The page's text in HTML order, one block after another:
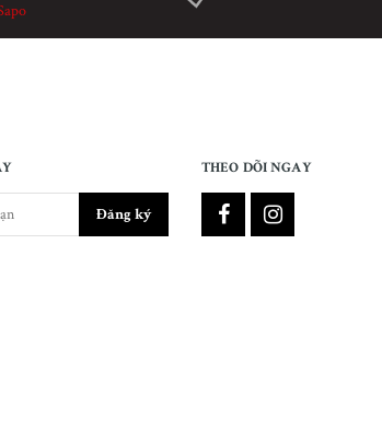
Đăng ký
THEO DÕI NGAY